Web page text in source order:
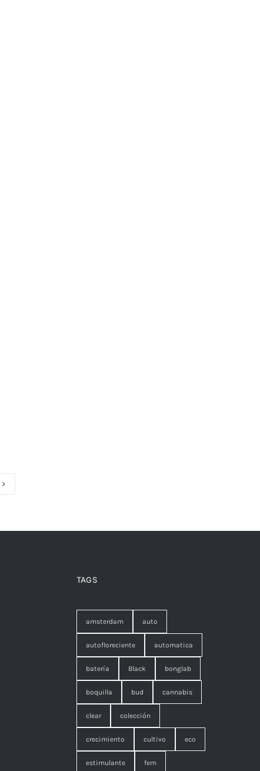
TAGS
amsterdam auto
autofloreciente automatica
batería Black bonglab
boquilla bud cannabis
clear colección
crecimiento cultivo eco
estimulante fem